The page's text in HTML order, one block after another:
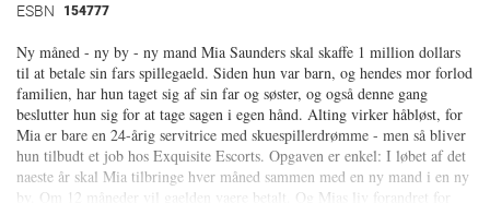
ESBN 154777
Ny måned - ny by - ny mand Mia Saunders skal skaffe 1 million dollars
til at betale sin fars spillegaeld. Siden hun var barn, og hendes mor forlod
familien, har hun taget sig af sin far og søster, og også denne gang
beslutter hun sig for at tage sagen i egen hånd. Alting virker håbløst, for
Mia er bare en 24-årig servitrice med skuespillerdrømme - men så bliver
hun tilbudt et job hos Exquisite Escorts. Opgaven er enkel: I løbet af det
naeste år skal Mia tilbringe hver måned sammen med en ny mand i en ny
by. Om 12 måneder vil gaelden vaere betalt. Og Mias liv forandret for